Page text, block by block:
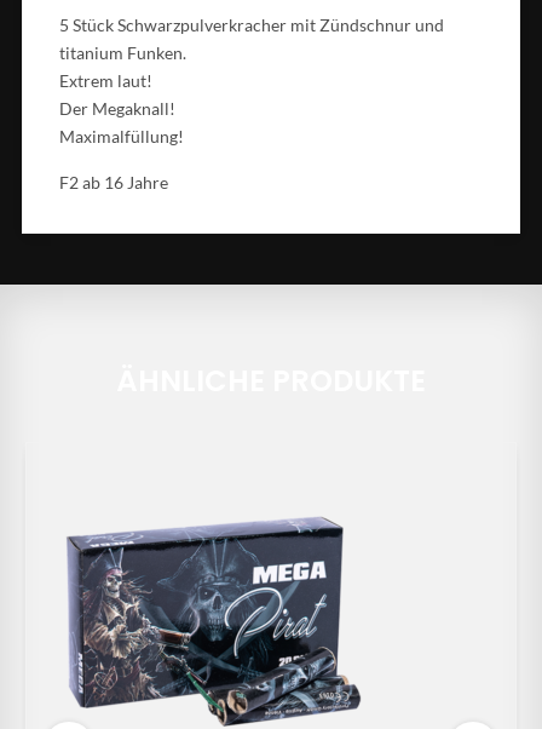
5 Stück Schwarzpulverkracher mit Zündschnur und
titanium Funken.
Extrem laut!
Der Megaknall!
Maximalfüllung!
F2 ab 16 Jahre